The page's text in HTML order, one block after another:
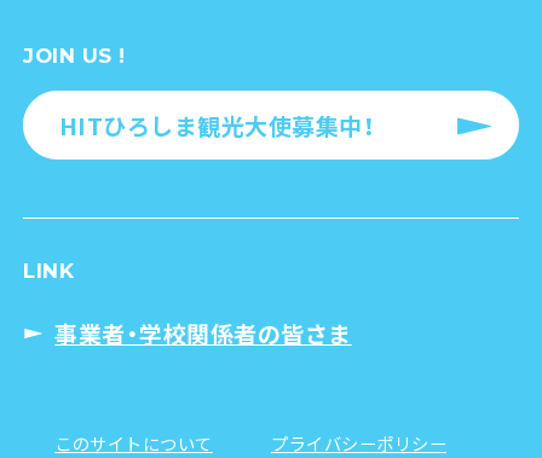
JOIN US !
HITひろしま観光大使募集中！
LINK
事業者・学校関係者の皆さま
このサイトについて プライバシーポリシー